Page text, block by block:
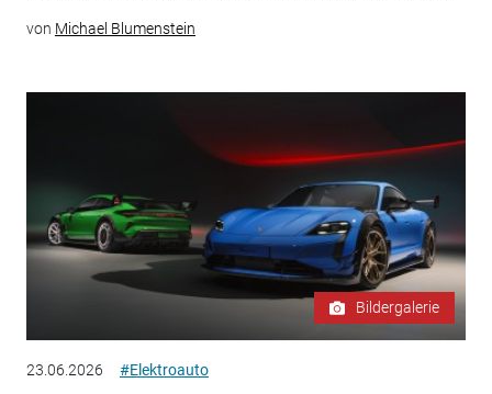
von Michael Blumenstein
Bildergalerie
23.06.2026 #Elektroauto